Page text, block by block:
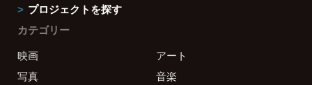
プロジェクトを探す
カテゴリー
映画
アート
写真
音楽